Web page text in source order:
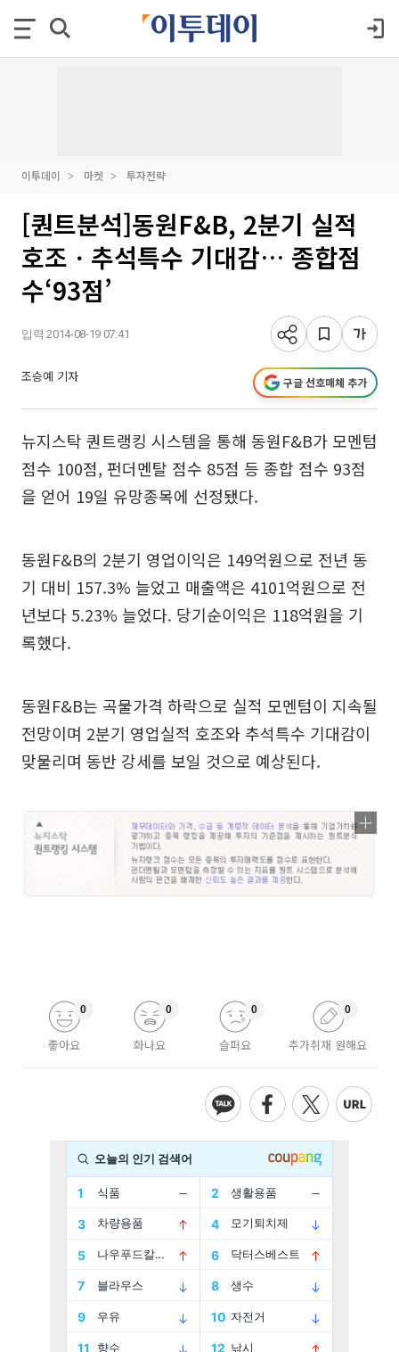
이투데이 마켓 투자전략
[퀀트분석]동원F&B, 2분기 실적
호조ㆍ추석특수 기대감… 종합점
수‘93점’
입력 2014-08-19 07:41
조승예 기자 구글 선호매체 추가
뉴지스탁 퀀트랭킹 시스템을 통해 동원F&B가 모멘텀
점수 100점, 펀더멘탈 점수 85점 등 종합 점수 93점
을 얻어 19일 유망종목에 선정됐다.
동원F&B의 2분기 영업이익은 149억원으로 전년 동
기 대비 157.3% 늘었고 매출액은 4101억원으로 전
년보다 5.23% 늘었다. 당기순이익은 118억원을 기
록했다.
동원F&B는 곡물가격 하락으로 실적 모멘텀이 지속될
전망이며 2분기 영업실적 호조와 추석특수 기대감이
맞물리며 동반 강세를 보일 것으로 예상된다.
좋아요
0
화나요
0
슬퍼요
0
추가취재 원해요
0